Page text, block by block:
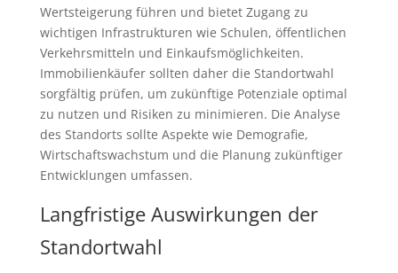
Wertsteigerung führen und bietet Zugang zu
wichtigen Infrastrukturen wie Schulen, öffentlichen
Verkehrsmitteln und Einkaufsmöglichkeiten.
Immobilienkäufer sollten daher die Standortwahl
sorgfältig prüfen, um zukünftige Potenziale optimal
zu nutzen und Risiken zu minimieren. Die Analyse
des Standorts sollte Aspekte wie Demografie,
Wirtschaftswachstum und die Planung zukünftiger
Entwicklungen umfassen.
Langfristige Auswirkungen der
Standortwahl